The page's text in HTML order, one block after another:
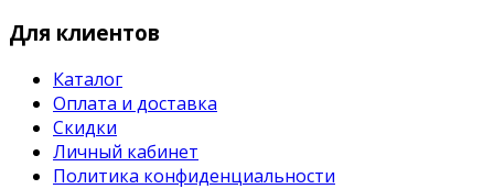
Для клиентов
Каталог
Оплата и доставка
Скидки
Личный кабинет
Политика конфиденциальности